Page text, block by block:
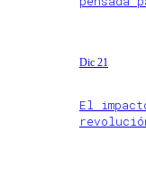
Dic 21
El